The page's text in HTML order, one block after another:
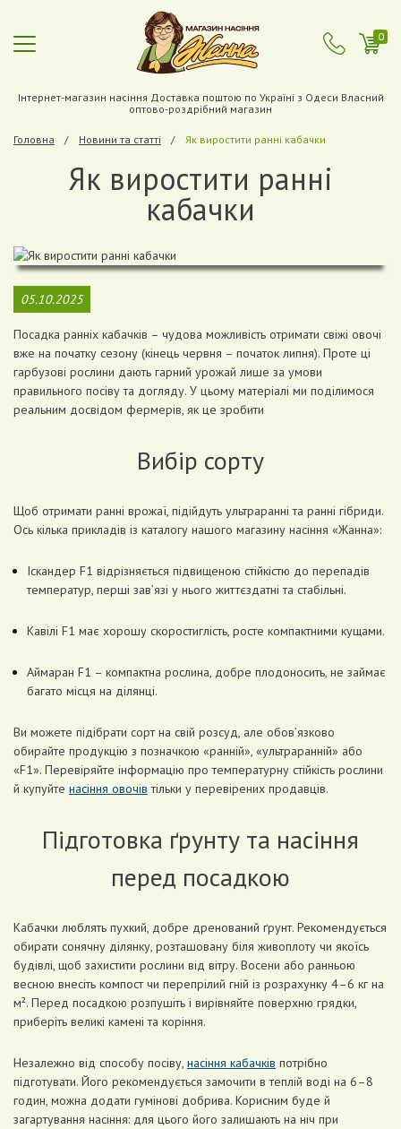
0
Інтернет-магазин насіння Доставка поштою по Україні з Одеси Власний
оптово-роздрібний магазин
Головна Новини та статті Як виростити ранні кабачки
Як виростити ранні
кабачки
05.10.2025
Посадка ранніх кабачків – чудова можливість отримати свіжі овочі
вже на початку сезону (кінець червня – початок липня). Проте ці
гарбузові рослини дають гарний урожай лише за умови
правильного посіву та догляду. У цьому матеріалі ми поділимося
реальним досвідом фермерів, як це зробити
Вибір сорту
Щоб отримати ранні врожаї, підійдуть ультраранні та ранні гібриди.
Ось кілька прикладів із каталогу нашого магазину насіння «Жанна»:
Іскандер F1 відрізняється підвищеною стійкістю до перепадів
температур, перші зав’язі у нього життєздатні та стабільні.
Кавілі F1 має хорошу скоростиглість, росте компактними кущами.
Аймаран F1 – компактна рослина, добре плодоносить, не займає
багато місця на ділянці.
Ви можете підібрати сорт на свій розсуд, але обов’язково
обирайте продукцію з позначкою «ранній», «ультраранній» або
«F1». Перевіряйте інформацію про температурну стійкість рослини
й купуйте насіння овочів тільки у перевірених продавців.
Підготовка ґрунту та насіння
перед посадкою
Кабачки люблять пухкий, добре дренований ґрунт. Рекомендується
обирати сонячну ділянку, розташовану біля живоплоту чи якоїсь
будівлі, щоб захистити рослини від вітру. Восени або ранньою
весною внесіть компост чи перепрілий гній із розрахунку 4–6 кг на
м². Перед посадкою розпушіть і вирівняйте поверхню грядки,
приберіть великі камені та коріння.
Незалежно від способу посіву, насіння кабачків потрібно
підготувати. Його рекомендується замочити в теплій воді на 6–8
годин, можна додати гумінові добрива. Корисним буде й
загартування насіння: для цього його залишають на ніч при